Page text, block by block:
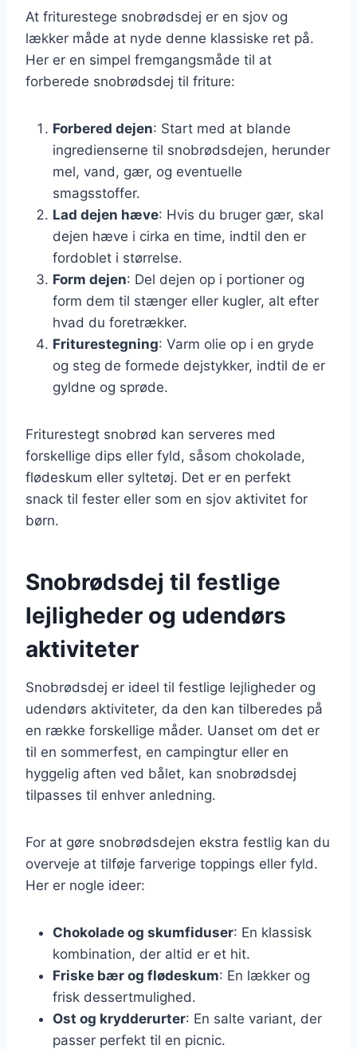
At friturestege snobrødsdej er en sjov og
lækker måde at nyde denne klassiske ret på.
Her er en simpel fremgangsmåde til at
forberede snobrødsdej til friture:
Forbered dejen: Start med at blande
ingredienserne til snobrødsdejen, herunder
mel, vand, gær, og eventuelle
smagsstoffer.
Lad dejen hæve: Hvis du bruger gær, skal
dejen hæve i cirka en time, indtil den er
fordoblet i størrelse.
Form dejen: Del dejen op i portioner og
form dem til stænger eller kugler, alt efter
hvad du foretrækker.
Friturestegning: Varm olie op i en gryde
og steg de formede dejstykker, indtil de er
gyldne og sprøde.
Friturestegt snobrød kan serveres med
forskellige dips eller fyld, såsom chokolade,
flødeskum eller syltetøj. Det er en perfekt
snack til fester eller som en sjov aktivitet for
børn.
Snobrødsdej til festlige
lejligheder og udendørs
aktiviteter
Snobrødsdej er ideel til festlige lejligheder og
udendørs aktiviteter, da den kan tilberedes på
en række forskellige måder. Uanset om det er
til en sommerfest, en campingtur eller en
hyggelig aften ved bålet, kan snobrødsdej
tilpasses til enhver anledning.
For at gøre snobrødsdejen ekstra festlig kan du
overveje at tilføje farverige toppings eller fyld.
Her er nogle ideer:
Chokolade og skumfiduser: En klassisk
kombination, der altid er et hit.
Friske bær og flødeskum: En lækker og
frisk dessertmulighed.
Ost og krydderurter: En salte variant, der
passer perfekt til en picnic.